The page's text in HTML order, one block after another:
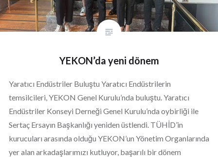
YEKON’da yeni dönem
Yaratıcı Endüstriler Buluştu Yaratıcı Endüstrilerin
temsilcileri, YEKON Genel Kurulu’nda buluştu. Yaratıcı
Endüstriler Konseyi Derneği Genel Kurulu’nda oybirliği ile
Sertaç Ersayın Başkanlığı yeniden üstlendi. TÜHİD’in
kurucuları arasında olduğu YEKON’un Yönetim Organlarında
yer alan arkadaşlarımızı kutluyor, başarılı bir dönem